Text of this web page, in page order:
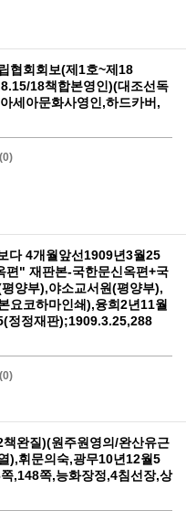
협회회보(제1호~제18
18책합본영인)(대조선독
세아문화사영인,하드카버,
(0)
다 4개월앞선1909년3월25
편" 재판본-국한문신옥편+국
양부),야소교서원(평양부),
요코하마인쇄),융희2년11월
정정재판);1909.3.25,288
(0)
완질)(원주원영의/완산유근
),휘문의숙,광무10년12월5
,148쪽,능화장정,4침선장,상